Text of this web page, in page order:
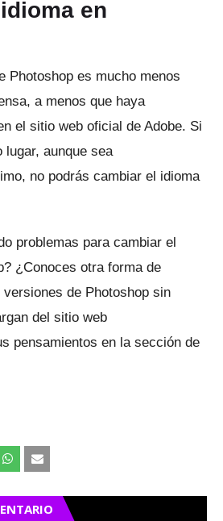
en
Photoshop es mucho menos
a menos que haya
el sitio web oficial de Adobe. Si
lugar, aunque sea
no podrás cambiar el idioma
problemas para cambiar el
¿Conoces otra forma de
de Photoshop sin
del sitio web
pensamientos en la sección de